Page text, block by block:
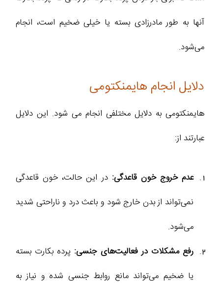
آنها به طور مادرزادی بسته یا خیلی ضخیم است، انجام
می‌شود.
دلایل انجام هایمنکتومی
هایمنکتومی به دلایل مختلفی انجام می شود. این دلایل
عبارتند از:
عدم خروج خون قاعدگی: در این حالت، خون قاعدگی
نمی‌تواند از بدن خارج شود و باعث درد و ناراحتی شدید
می‌شود.
رفع مشکلات در فعالیت‌های جنسی: پرده بکارت بسته
یا ضخیم می‌تواند مانع روابط جنسی شده و نیاز به